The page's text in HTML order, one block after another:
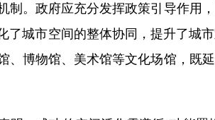
。政府应充分发挥政策引导作用
城市空间的整体协同，提升了城
博物馆、美术馆等文化场馆，既